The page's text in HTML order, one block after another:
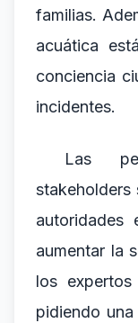
familias.
acuática
conciencia
incidentes.
Las
stakeholders
autoridades
aumentar la
los
pidiendo